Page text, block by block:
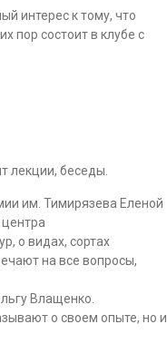
интерес к тому, что
пор состоит в клубе с
лекции, беседы.
им. Тимирязева Еленой
о видах, сортах
на все вопросы,
Влащенко.
о своем опыте, но и